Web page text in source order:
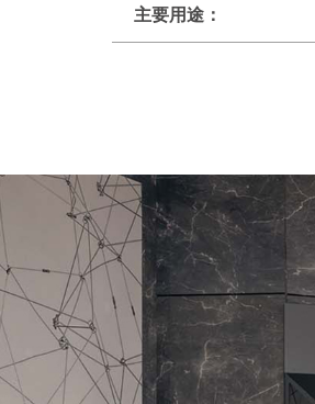
主要用途：